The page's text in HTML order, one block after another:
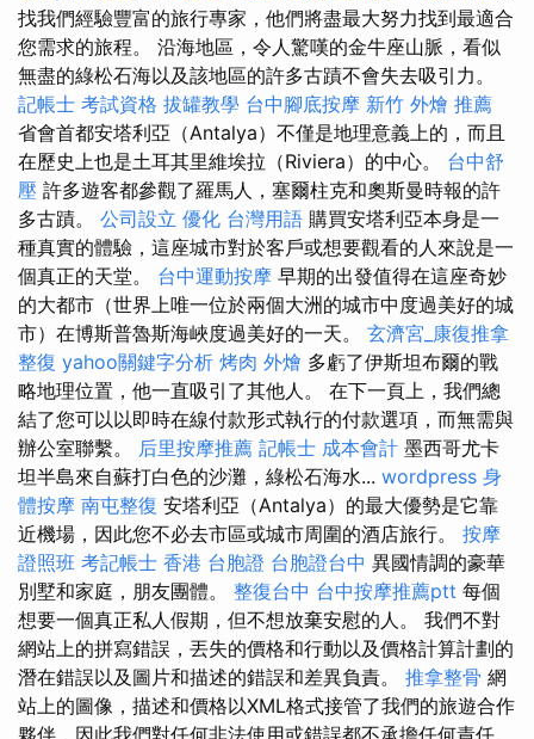
找我們經驗豐富的旅行專家，他們將盡最大努力找到最適合
您需求的旅程。 沿海地區，令人驚嘆的金牛座山脈，看似
無盡的綠松石海以及該地區的許多古蹟不會失去吸引力。
記帳士 考試資格 拔罐教學 台中腳底按摩 新竹 外燴 推薦
省會首都安塔利亞（Antalya）不僅是地理意義上的，而且
在歷史上也是土耳其里維埃拉（Riviera）的中心。 台中舒
壓 許多遊客都參觀了羅馬人，塞爾柱克和奧斯曼時報的許
多古蹟。 公司設立 優化 台灣用語 購買安塔利亞本身是一
種真實的體驗，這座城市對於客戶或想要觀看的人來說是一
個真正的天堂。 台中運動按摩 早期的出發值得在這座奇妙
的大都市（世界上唯一位於兩個大洲的城市中度過美好的城
市）在博斯普魯斯海峽度過美好的一天。 玄濟宮_康復推拿
整復 yahoo關鍵字分析 烤肉 外燴 多虧了伊斯坦布爾的戰
略地理位置，他一直吸引了其他人。 在下一頁上，我們總
結了您可以以即時在線付款形式執行的付款選項，而無需與
辦公室聯繫。 后里按摩推薦 記帳士 成本會計 墨西哥尤卡
坦半島來自蘇打白色的沙灘，綠松石海水... wordpress 身
體按摩 南屯整復 安塔利亞（Antalya）的最大優勢是它靠
近機場，因此您不必去市區或城市周圍的酒店旅行。 按摩
證照班 考記帳士 香港 台胞證 台胞證台中 異國情調的豪華
別墅和家庭，朋友團體。 整復台中 台中按摩推薦ptt 每個
想要一個真正私人假期，但不想放棄安慰的人。 我們不對
網站上的拼寫錯誤，丟失的價格和行動以及價格計算計劃的
潛在錯誤以及圖片和描述的錯誤和差異負責。 推拿整骨 網
站上的圖像，描述和價格以XML格式接管了我們的旅遊合作
夥伴，因此我們對任何非法使用或錯誤都不承擔任何責任。